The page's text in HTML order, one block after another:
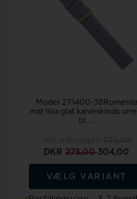
Model 271400-38Romenta
mat lilla glat kalveskinds
til ...
DKR275,00304,00
VÆLG VARIANT